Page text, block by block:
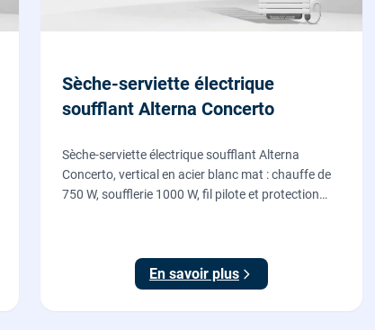
Sèche-serviette électrique
soufflant Alterna Concerto
Sèche-serviette électrique soufflant Alterna
Concerto, vertical en acier blanc mat : chauffe de
750 W, soufflerie 1000 W, fil pilote et protection
En savoir plus